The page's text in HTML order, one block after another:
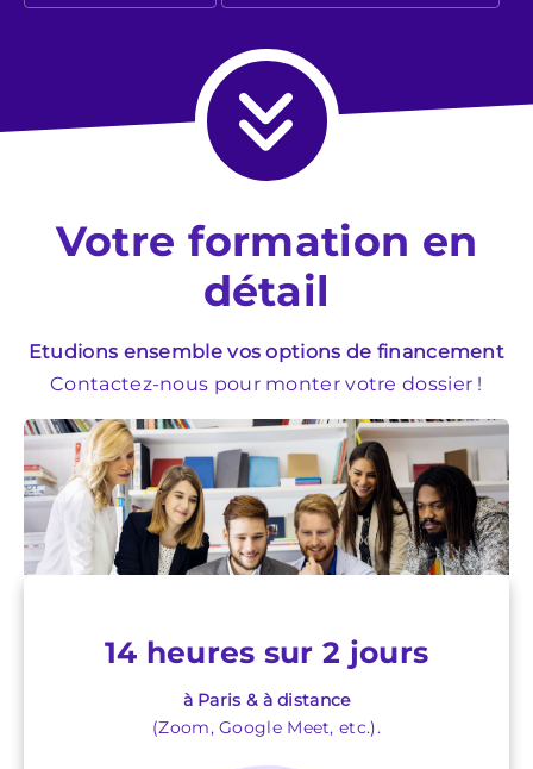
Votre formation en
détail
Etudions ensemble vos options de financement
Contactez-nous pour monter votre dossier !
14 heures sur 2 jours
à Paris & à distance
(Zoom, Google Meet, etc.).